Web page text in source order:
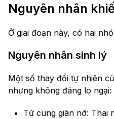
Nguyên nhân
Ở giai đoạn này, có hai
Nguyên nhân sinh lý
Một số thay đổi tự nhiên
nhưng không đáng lo ngại:
Tử cung giãn nở: Thai